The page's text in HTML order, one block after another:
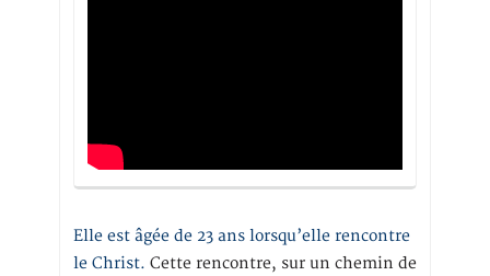
Elle est âgée de 23 ans lorsqu’elle rencontre
le Christ. Cette rencontre, sur un chemin de